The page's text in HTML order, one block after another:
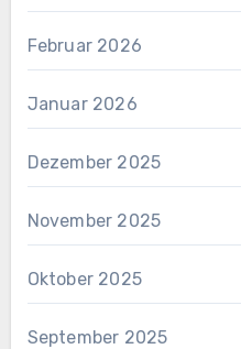
Februar 2026
Januar 2026
Dezember 2025
November 2025
Oktober 2025
September 2025